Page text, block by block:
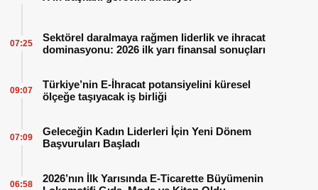
Sektörel daralmaya rağmen liderlik ve ihracat
dominasyonu: 2026 ilk yarı finansal sonuçları
07:25
Türkiye’nin E-İhracat potansiyelini küresel
ölçeğe taşıyacak iş birliği
09:07
Geleceğin Kadın Liderleri İçin Yeni Dönem
Başvuruları Başladı
07:09
2026’nın İlk Yarısında E-Ticarette Büyümenin
06:58